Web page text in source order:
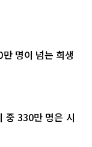
만 명이 넘는 희생
중 330만 명은 시